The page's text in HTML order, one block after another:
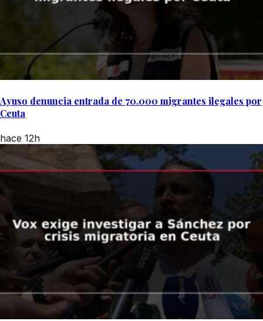
Ayuso denuncia entrada de 70.000 migrantes ilegales por
Ceuta
hace 12h